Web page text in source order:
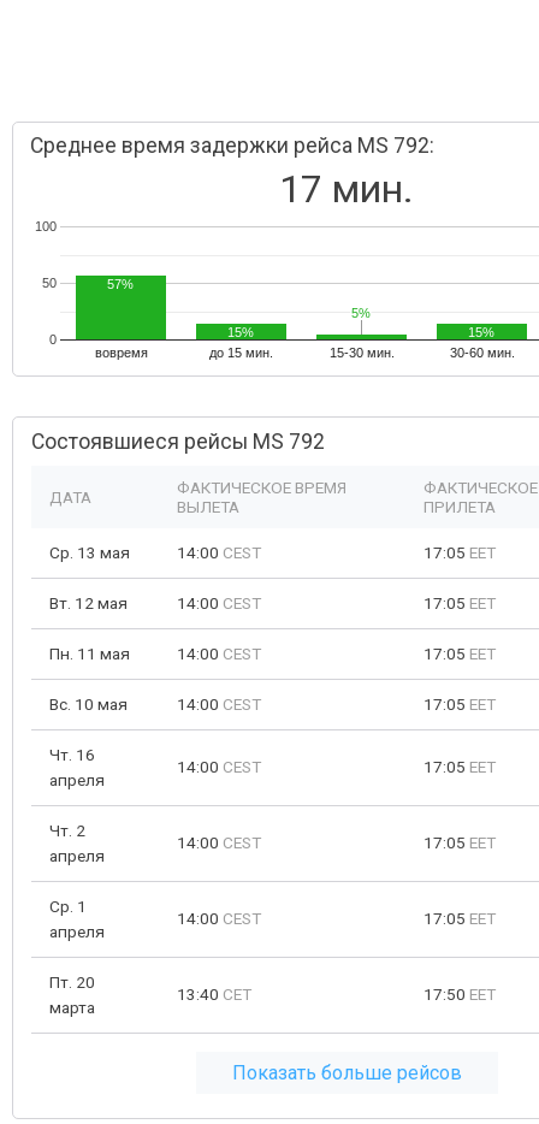
Среднее время задержки рейса MS 792:
17 мин.
вовремя до 15 мин. 15-30 мин. 30-60 мин.
0
50
100
57%
15%
5%
5%
15%
Состоявшиеся рейсы MS 792
ДАТА
ФАКТИЧЕСКОЕ ВРЕМЯ
ВЫЛЕТА
ПРИЛЕТА
Ср. 13 мая 14:00 CEST 17:05 EET
Вт. 12 мая 14:00 CEST 17:05 EET
Пн. 11 мая 14:00 CEST 17:05 EET
Вс. 10 мая 14:00 CEST 17:05 EET
Чт. 16
апреля
14:00 CEST 17:05 EET
Чт. 2
апреля
14:00 CEST 17:05 EET
Ср. 1
апреля
14:00 CEST 17:05 EET
Пт. 20
марта
13:40 CET 17:50 EET
Показать больше рейсов